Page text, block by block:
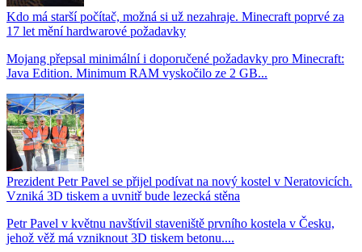
Kdo má starší počítač, možná si už nezahraje. Minecraft poprvé za
17 let mění hardwarové požadavky
Mojang přepsal minimální i doporučené požadavky pro Minecraft:
Java Edition. Minimum RAM vyskočilo ze 2 GB...
Prezident Petr Pavel se přijel podívat na nový kostel v Neratovicích.
Vzniká 3D tiskem a uvnitř bude lezecká stěna
Petr Pavel v květnu navštívil staveniště prvního kostela v Česku,
jehož věž má vzniknout 3D tiskem betonu....